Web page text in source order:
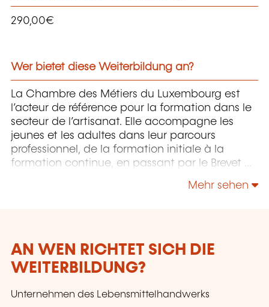
290,00€
Wer bietet diese Weiterbildung an?
La Chambre des Métiers du Luxembourg est
l’acteur de référence pour la formation dans le
secteur de l’artisanat. Elle accompagne les
jeunes et les adultes dans leur parcours
professionnel, de la formation initiale à la
formation continue, en passant par le Brevet de
Mehr sehen
AN WEN RICHTET SICH DIE
WEITERBILDUNG?
Unternehmen des Lebensmittelhandwerks